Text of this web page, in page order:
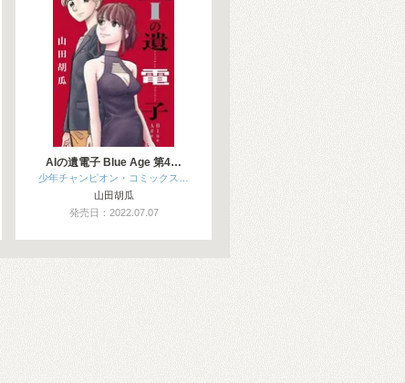
AIの遺電子 Blue Age 第4…
少年チャンピオン・コミックス…
山田胡瓜
発売日：2022.07.07